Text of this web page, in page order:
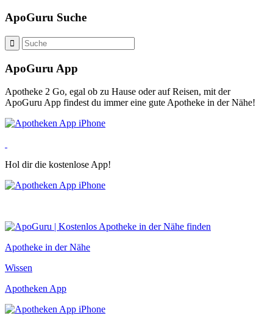
ApoGuru Suche
ApoGuru App
Apotheke 2 Go, egal ob zu Hause oder auf Reisen, mit der
ApoGuru App findest du immer eine gute Apotheke in der Nähe!
Hol dir die kostenlose App!
Apotheke in der Nähe
Wissen
Apotheken App